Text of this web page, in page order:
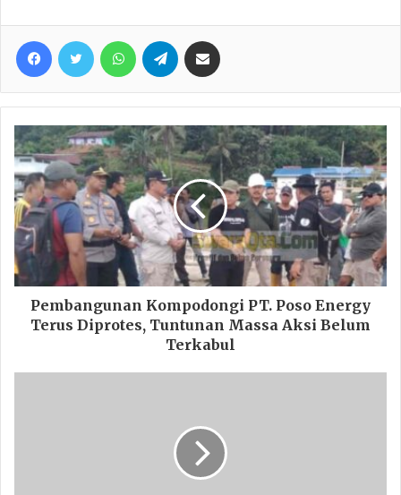
Facebook Twitter WhatsApp Telegram
Pembangunan Kompodongi PT. Poso Energy
Terus Diprotes, Tuntunan Massa Aksi Belum
Terkabul